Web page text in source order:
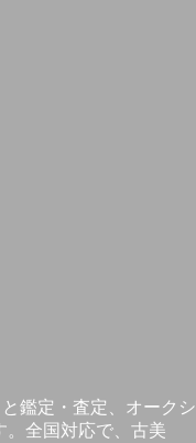
鑑定・査定、オークシ
。全国対応で、古美